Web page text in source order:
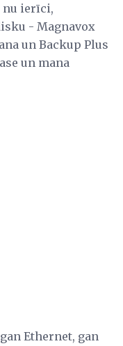
nu ierīci,
- Magnavox
un Backup Plus
un mana
Ethernet, gan